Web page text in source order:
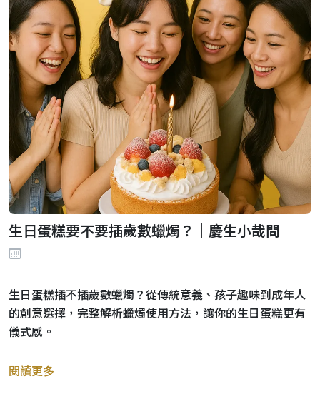
生日蛋糕要不要插歲數蠟燭？｜慶生小哉問
生日蛋糕插不插歲數蠟燭？從傳統意義、孩子趣味到成年人
的創意選擇，完整解析蠟燭使用方法，讓你的生日蛋糕更有
儀式感。
閱讀更多